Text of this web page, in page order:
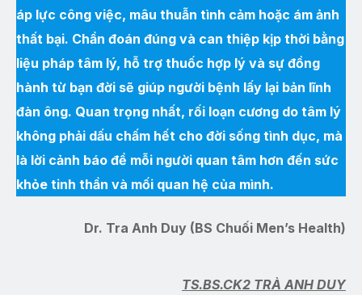
áp lực công việc, mâu thuẫn tình cảm hoặc ám ảnh
thất bại. Chẩn đoán đúng và can thiệp kịp thời bằng
liệu pháp tâm lý, hỗ trợ thuốc hợp lý và sự đồng
hành từ bạn đời sẽ giúp người bệnh lấy lại bản lĩnh
đàn ông. Quan trọng nhất, rối loạn cương do tâm lý
không phải dấu chấm hết cho đời sống tình dục, mà
là lời cảnh báo để mỗi người quan tâm hơn đến sức
khỏe tinh thần và mối quan hệ của mình.
Dr. Tra Anh Duy (BS Chuối Men’s Health)
TS.BS.CK2 TRÀ ANH DUY